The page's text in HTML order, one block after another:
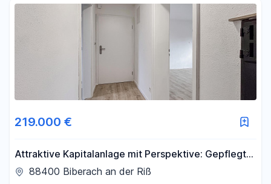
219.000 €
Attraktive Kapitalanlage mit Perspektive: Gepflegte
3-Zimmer-Wohnung in beliebter Lage von Biberach
88400 Biberach an der Riß